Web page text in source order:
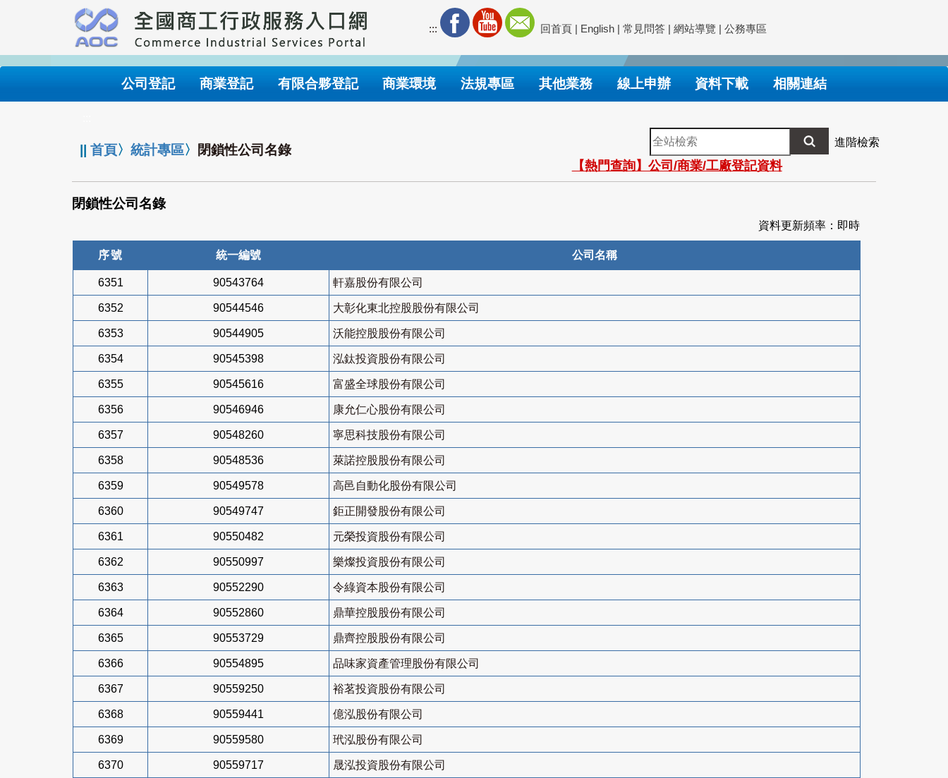
要
內
::: 回首頁 | English | 常見問答 | 網站導覽 | 公務專區
公司登記 商業登記 有限合夥登記 商業環境 法規專區 其他業務 線上申辦 資料下載 相關連結
||首頁〉統計專區〉 閉鎖性公司名錄
全
站
檢
索
進階檢索
【熱門查詢】公司/商業/工廠登記資料
閉鎖性公司名錄
資料更新頻率：即時
序號 統一編號 公司名稱
6351 90543764 軒嘉股份有限公司
6352 90544546 大彰化東北控股股份有限公司
6353 90544905 沃能控股股份有限公司
6354 90545398 泓鈦投資股份有限公司
6355 90545616 富盛全球股份有限公司
6356 90546946 康允仁心股份有限公司
6357 90548260 寧思科技股份有限公司
6358 90548536 萊諾控股股份有限公司
6359 90549578 高邑自動化股份有限公司
6360 90549747 鉅正開發股份有限公司
6361 90550482 元榮投資股份有限公司
6362 90550997 樂燦投資股份有限公司
6363 90552290 令綠資本股份有限公司
6364 90552860 鼎華控股股份有限公司
6365 90553729 鼎齊控股股份有限公司
6366 90554895 品味家資產管理股份有限公司
6367 90559250 裕茗投資股份有限公司
6368 90559441 億泓股份有限公司
6369 90559580 玳泓股份有限公司
6370 90559717 晟泓投資股份有限公司